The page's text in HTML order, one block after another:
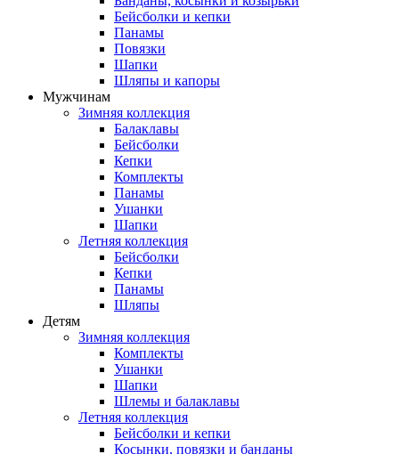
Бейсболки и кепки
Панамы
Повязки
Шапки
Шляпы и капоры
Мужчинам
Зимняя коллекция
Балаклавы
Бейсболки
Кепки
Комплекты
Панамы
Ушанки
Шапки
Летняя коллекция
Бейсболки
Кепки
Панамы
Шляпы
Детям
Зимняя коллекция
Комплекты
Ушанки
Шапки
Шлемы и балаклавы
Летняя коллекция
Бейсболки и кепки
Косынки, повязки и банданы